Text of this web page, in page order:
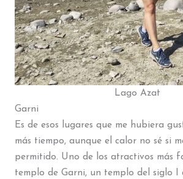
Lago Azat
Garni
Es de esos lugares que me hubiera
más tiempo, aunque el calor no sé si
permitido. Uno de los atractivos más
templo de Garni, un templo del siglo I